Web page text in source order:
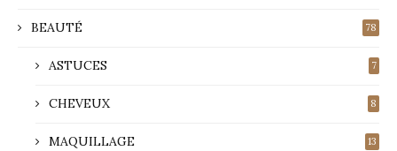
BEAUTÉ 78
ASTUCES 7
CHEVEUX 8
MAQUILLAGE 13